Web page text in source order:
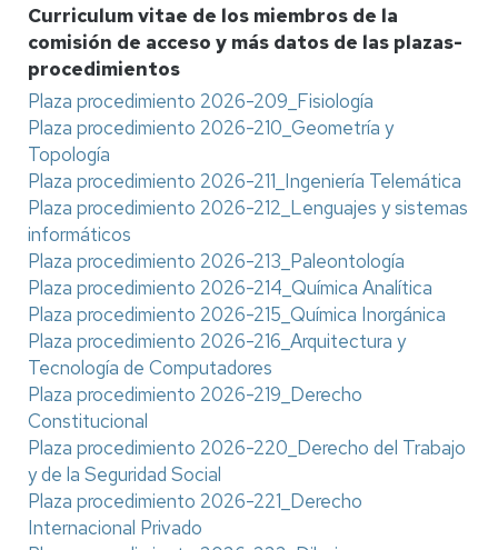
Curriculum vitae de los miembros de la
comisión de acceso y más datos de las plazas-
procedimientos
Plaza procedimiento 2026-209_Fisiología
Plaza procedimiento 2026-210_Geometría y
Topología
Plaza procedimiento 2026-211_Ingeniería Telemática
Plaza procedimiento 2026-212_Lenguajes y sistemas
informáticos
Plaza procedimiento 2026-213_Paleontología
Plaza procedimiento 2026-214_Química Analítica
Plaza procedimiento 2026-215_Química Inorgánica
Plaza procedimiento 2026-216_Arquitectura y
Tecnología de Computadores
Plaza procedimiento 2026-219_Derecho
Constitucional
Plaza procedimiento 2026-220_Derecho del Trabajo
y de la Seguridad Social
Plaza procedimiento 2026-221_Derecho
Internacional Privado